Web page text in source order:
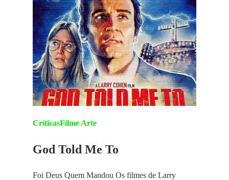
CríticasFilme Arte
God Told Me To
Foi Deus Quem Mandou Os filmes de Larry